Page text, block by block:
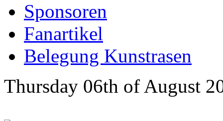
Sponsoren
Fanartikel
Belegung Kunstrasen
Thursday 06th of August